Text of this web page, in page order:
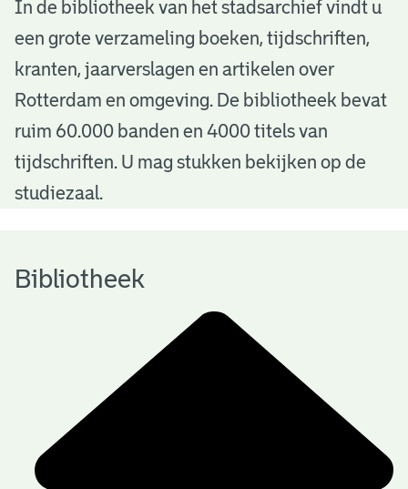
B
b
o
h
In de bibliotheek van het stadsarchief vindt u
een grote verzameling boeken, tijdschriften,
kranten, jaarverslagen en artikelen over
Rotterdam en omgeving. De bibliotheek bevat
ruim 60.000 banden en 4000 titels van
tijdschriften. U mag stukken bekijken op de
studiezaal.
Bibliotheek